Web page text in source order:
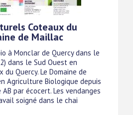
Coteaux du
de Maillac
à Monclar de Quercy dans le
dans le Sud Ouest en
Quercy. Le Domaine de
Agriculture Biologique depuis
par écocert. Les vendanges
soigné dans le chai